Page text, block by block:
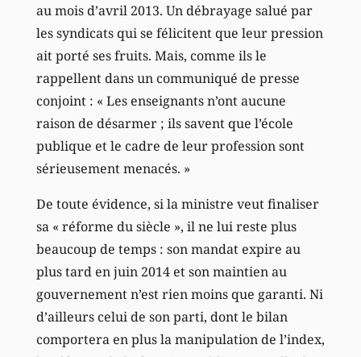
au mois d’avril 2013. Un débrayage salué par
les syndicats qui se félicitent que leur pression
ait porté ses fruits. Mais, comme ils le
rappellent dans un communiqué de presse
conjoint : « Les enseignants n’ont aucune
raison de désarmer ; ils savent que l’école
publique et le cadre de leur profession sont
sérieusement menacés. »
De toute évidence, si la ministre veut finaliser
sa « réforme du siècle », il ne lui reste plus
beaucoup de temps : son mandat expire au
plus tard en juin 2014 et son maintien au
gouvernement n’est rien moins que garanti. Ni
d’ailleurs celui de son parti, dont le bilan
comportera en plus la manipulation de l’index,